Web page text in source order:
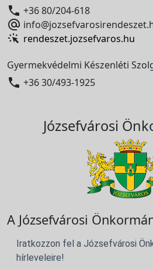
 +36 80/204-618

rendeszet.jozsefvaros.hu
Gyermekvédelmi Készenléti
 +36 30/493-1925
Józsefvárosi
A Józsefvárosi
Iratkozzon fel a Józsefvárosi
hírleveleire!